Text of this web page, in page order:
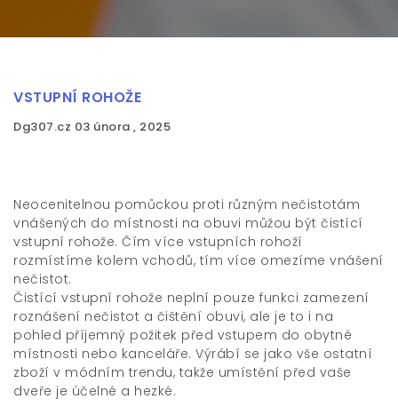
VSTUPNÍ ROHOŽE
Dg307.cz 03 února , 2025
Neocenitelnou pomůckou proti různým nečistotám
vnášených do místnosti na obuvi můžou být čistící
vstupní rohože. Čím více vstupních rohoží
rozmístíme kolem vchodů, tím více omezíme vnášení
nečistot.
Čistící vstupní rohože neplní pouze funkci zamezení
roznášení nečistot a čištění obuvi, ale je to i na
pohled příjemný požitek před vstupem do obytné
místnosti nebo kanceláře. Výrábí se jako vše ostatní
zboží v módním trendu, takže umístění před vaše
dveře je účelné a hezké.